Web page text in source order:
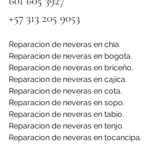
+57 313 205 9053
Reparacion de neveras en chia.
Reparacion de neveras en bogota.
Reparacion de neveras en briceño.
Reparacion de neveras en cajica.
Reparacion de neveras en cota.
Reparacion de neveras en sopo.
Reparacion de neveras en tabio.
Reparacion de neveras en tenjo.
Reparacion de neveras en tocancipa.